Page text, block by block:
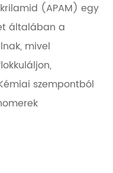
(APAM) egy
általában a
mivel
szempontból